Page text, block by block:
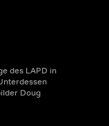
des LAPD in
Doug